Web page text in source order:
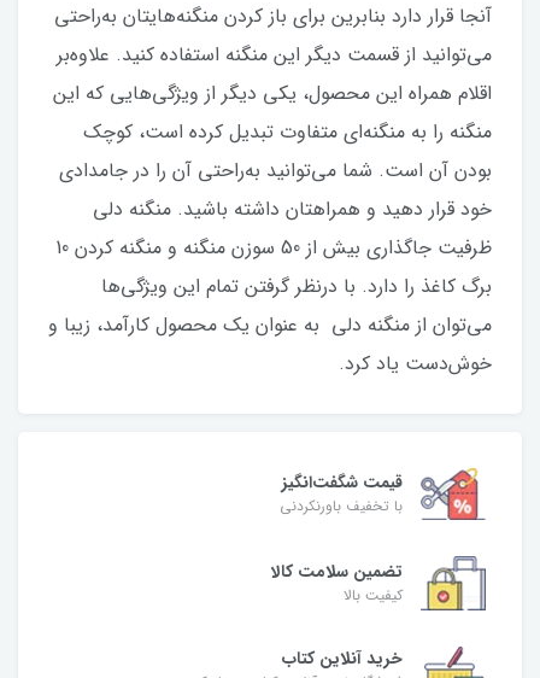
آنجا قرار دارد بنابرین برای باز کردن منگنه‌هایتان به‌راحتی
می‌توانید از قسمت دیگر این منگنه استفاده کنید. علاوه‌بر
اقلام همراه این محصول، یکی دیگر از ویژگی‌هایی که این
منگنه را به منگنه‌ای متفاوت تبدیل کرده است، کوچک
بودن آن است. شما می‌توانید به‌راحتی آن را در جامدادی
خود قرار دهید و همراهتان داشته باشید. منگنه دلی
ظرفیت جاگذاری بیش از 50 سوزن منگنه و منگنه‌ کردن 10
برگ کاغذ را دارد. با درنظر گرفتن تمام این ویژگی‌ها
می‌توان از منگنه دلی به عنوان یک محصول کارآمد، زیبا و
خوش‌دست یاد کرد.
قیمت شگفت‌انگیز
با تخفیف باورنکردنی
تضمین سلامت کالا
کیفیت بالا
خرید آنلاین کتاب